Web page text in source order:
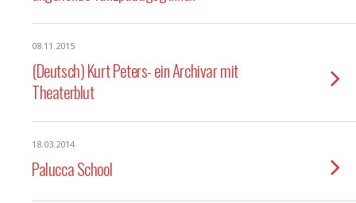
08.11.2015
(Deutsch) Kurt Peters- ein Archivar mit
Theaterblut
18.03.2014
Palucca School